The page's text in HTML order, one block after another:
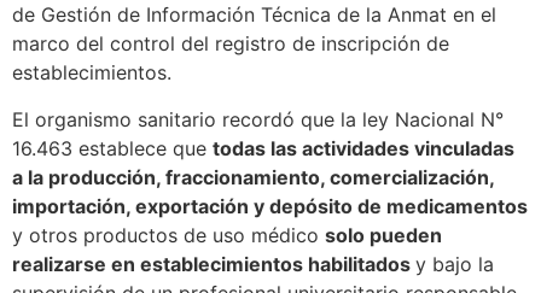
de Gestión de Información Técnica de la Anmat en el
marco del control del registro de inscripción de
establecimientos.
El organismo sanitario recordó que la ley Nacional N°
16.463 establece que todas las actividades vinculadas
a la producción, fraccionamiento, comercialización,
importación, exportación y depósito de medicamentos
y otros productos de uso médico solo pueden
realizarse en establecimientos habilitados y bajo la